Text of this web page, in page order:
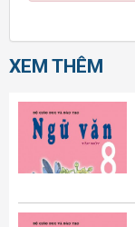
XEM THÊM